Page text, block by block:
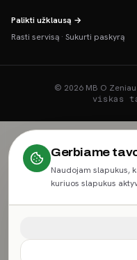
Palikti užklausą →
Rasti servisą · Sukurti paskyrą
© 2026 MB O
viskas
Gerbiame
Naudojam slapukus,
kuriuos slapukus